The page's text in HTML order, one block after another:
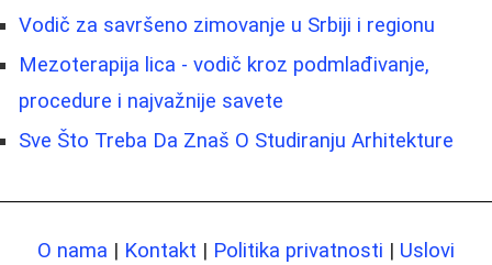
Vodič za savršeno zimovanje u Srbiji i regionu
Mezoterapija lica - vodič kroz podmlađivanje,
procedure i najvažnije savete
Sve Što Treba Da Znaš O Studiranju Arhitekture
O nama | Kontakt | Politika privatnosti | Uslovi